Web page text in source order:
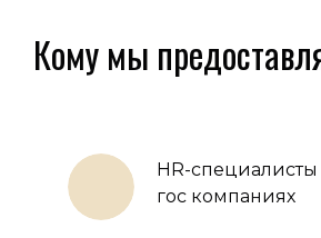
Кому мы
HR-
гос компаниях